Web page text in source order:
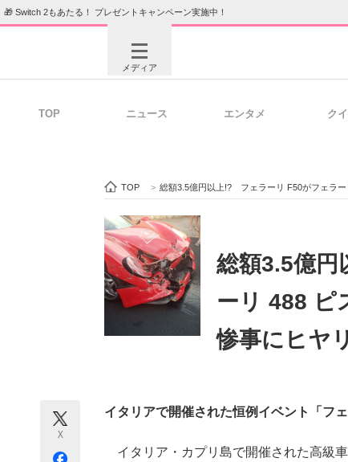
🎁 Switch 2もあたる！ プレゼントキャンペーン実施中！
メディア
ビジネスと働き方のヒント
ITエンジニア向け専門サイト 企業向
ちょっと気になるネットの話題
TOP ニュース エンタメ ク
TOP > 総額3.5億円以上!? フェラーリ F50がフェラー
総額3.5億
ーリ 488 ピ
惨事にヒヤリ
X
イタリアで開催された恒例イベント「フ
イタリア・カプリ島で開催された高級